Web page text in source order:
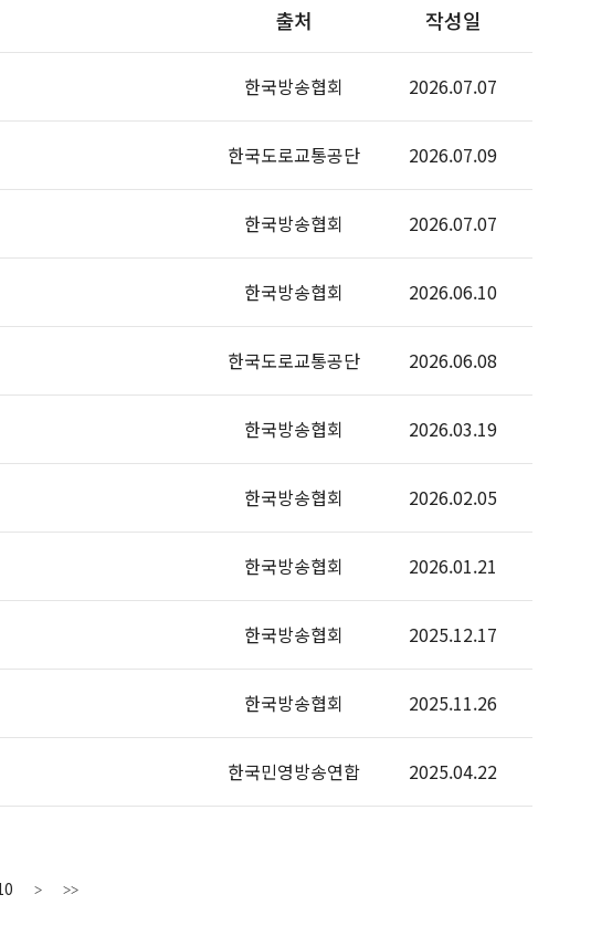
출처 작성일
한국방송협회 2026.07.07
한국도로교통공단 2026.07.09
한국방송협회 2026.07.07
한국방송협회 2026.06.10
한국도로교통공단 2026.06.08
한국방송협회 2026.03.19
한국방송협회 2026.02.05
한국방송협회 2026.01.21
한국방송협회 2025.12.17
한국방송협회 2025.11.26
한국민영방송연합 2025.04.22